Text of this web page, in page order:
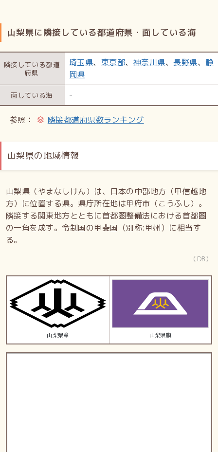
山梨県に隣接している都道府県・面している海
隣接している都道
府県
埼玉県、 東京都、 神奈川県、長野県、 静
岡県
面している海 -
参照： 隣接都道府県数ランキング
山梨県の地域情報
山梨県（やまなしけん）は、日本の中部地方（甲信越地
方）に位置する県。県庁所在地は甲府市（こうふし）。
隣接する関東地方とともに首都圏整備法における首都圏
の一角を成す。令制国の甲斐国（別称:甲州）に相当す
る。
（DB）
山梨県章 山梨県旗